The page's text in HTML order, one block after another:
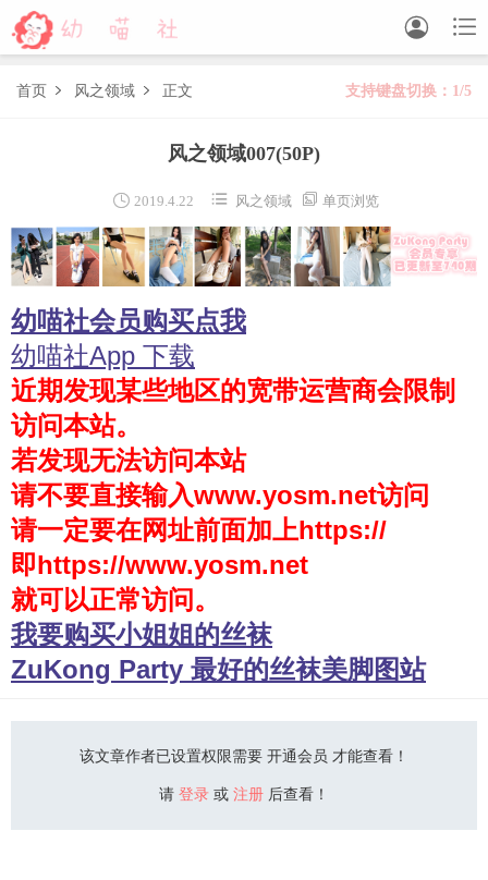


FREE LOVEPLUS R15 SSR
森萝财团视频
木花琳琳是勇者写真 木花琳琳是勇者视频
风之领域
喵写真
轻兰映画
少女秩序
会员购买
幼喵社App
首页  风之领域  正文 支持键盘切换：1/5
风之领域007(50P)
 2019.4.22  风之领域  单页浏览
幼喵社会员购买点我
幼喵社App 下载
近期发现某些地区的宽带运营商会限制
访问本站。
若发现无法访问本站
请不要直接输入www.yosm.net访问
请一定要在网址前面加上https://
即https://www.yosm.net
就可以正常访问。
我要购买小姐姐的丝袜
ZuKong Party 最好的丝袜美脚图站
该文章作者已设置权限需要 开通会员 才能查看！
请 登录 或 注册 后查看！